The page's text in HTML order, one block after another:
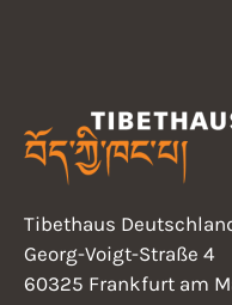
Tibethaus
Georg-Voigt-Straße 4
60325 Frankfurt am